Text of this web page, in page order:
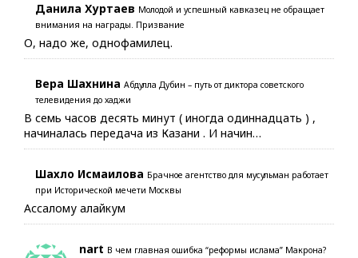
Данила Хуртаев Молодой и успешный кавказец не обращает
внимания на награды. Призвание
О, надо же, однофамилец.
Вера Шахнина Абдулла Дубин – путь от диктора советского
телевидения до хаджи
В семь часов десять минут ( иногда одиннадцать ) ,
начиналась передача из Казани . И начин…
Шахло Исмаилова Брачное агентство для мусульман работает
при Исторической мечети Москвы
Ассалому алайкум
nart В чем главная ошибка “реформы ислама” Макрона?